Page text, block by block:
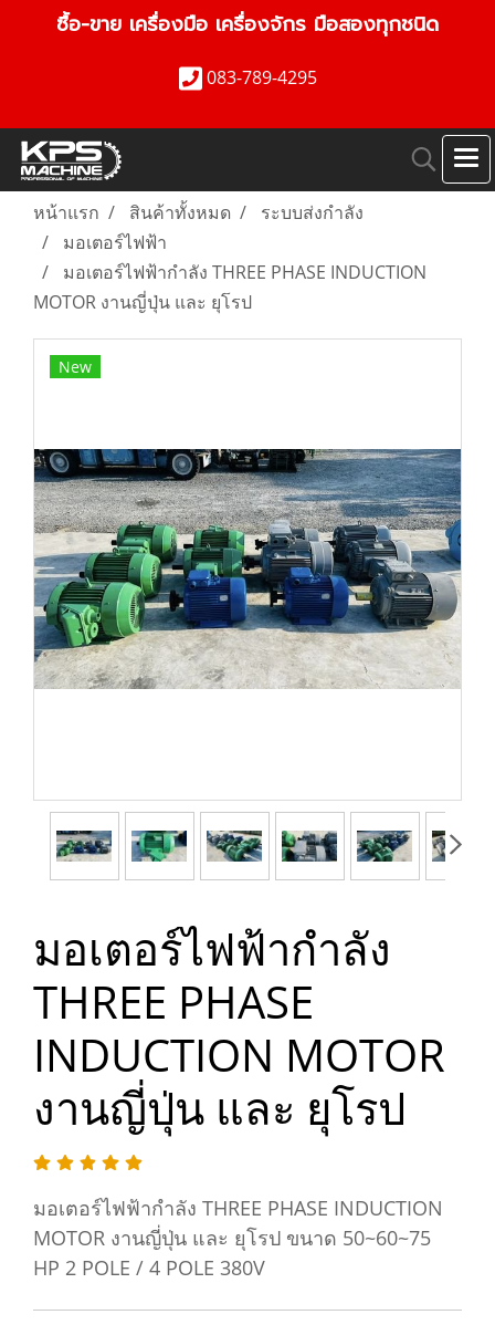
ซื้อ-ขาย เครื่องมือ เครื่องจักร มือสองทุกชนิด
083-789-4295
หน้าแรก สินค้าทั้งหมด
ระบบส่งกำลัง
มอเตอร์ไฟฟ้า
มอเตอร์ไฟฟ้ากำลัง THREE PHASE INDUCTION
MOTOR งานญี่ปุ่น และ ยุโรป
New
มอเตอร์ไฟฟ้ากำลัง
THREE PHASE
INDUCTION MOTOR
งานญี่ปุ่น และ ยุโรป
มอเตอร์ไฟฟ้ากำลัง THREE PHASE INDUCTION
MOTOR งานญี่ปุ่น และ ยุโรป ขนาด 50~60~75
HP 2 POLE / 4 POLE 380V